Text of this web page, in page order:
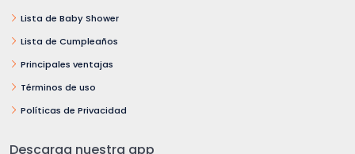
Lista de Baby Shower
Lista de Cumpleaños
Principales ventajas
Términos de uso
Políticas de Privacidad
Descarga nuestra app